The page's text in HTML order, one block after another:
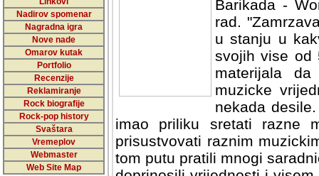
Nadirov spomenar
Nagradna igra
Nove nade
Omarov kutak
Portfolio
Recenzije
Reklamiranje
Rock biografije
Rock-pop history
Svaštara
Vremeplov
Webmaster
Web Site Map
Barikada -
rad.
u stanju u
svojih vise od
materijala
muzicke
nekada
imao priliku sretati razne
prisustvovati raznim
tom putu pratili mnogi